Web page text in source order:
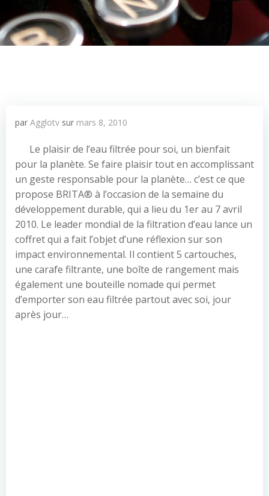
par Agglotv sur mars 8, 2010
Le plaisir de l’eau filtrée pour soi, un bienfait
pour la planète. Se faire plaisir tout en accomplissant
un geste responsable pour la planète… c’est ce que
propose BRITA® à l’occasion de la semaine du
développement durable, qui a lieu du 1er au 7 avril
2010. Le leader mondial de la filtration d’eau lance un
coffret qui a fait l’objet d’une réflexion sur son
impact environnemental. Il contient 5 cartouches,
une carafe filtrante, une boîte de rangement mais
également une bouteille nomade qui permet
d’emporter son eau filtrée partout avec soi, jour
après jour…